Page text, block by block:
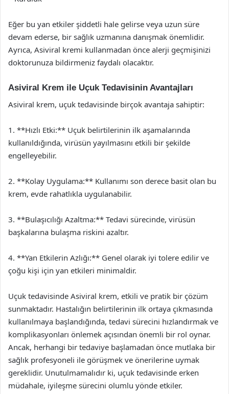
Eğer bu yan etkiler şiddetli hale gelirse veya uzun süre
devam ederse, bir sağlık uzmanına danışmak önemlidir.
Ayrıca, Asiviral kremi kullanmadan önce alerji geçmişinizi
doktorunuza bildirmeniz faydalı olacaktır.
Asiviral Krem ile Uçuk Tedavisinin Avantajları
Asiviral krem, uçuk tedavisinde birçok avantaja sahiptir:
1. **Hızlı Etki:** Uçuk belirtilerinin ilk aşamalarında
kullanıldığında, virüsün yayılmasını etkili bir şekilde
engelleyebilir.
2. **Kolay Uygulama:** Kullanımı son derece basit olan bu
krem, evde rahatlıkla uygulanabilir.
3. **Bulaşıcılığı Azaltma:** Tedavi sürecinde, virüsün
başkalarına bulaşma riskini azaltır.
4. **Yan Etkilerin Azlığı:** Genel olarak iyi tolere edilir ve
çoğu kişi için yan etkileri minimaldir.
Uçuk tedavisinde Asiviral krem, etkili ve pratik bir çözüm
sunmaktadır. Hastalığın belirtilerinin ilk ortaya çıkmasında
kullanılmaya başlandığında, tedavi sürecini hızlandırmak ve
komplikasyonları önlemek açısından önemli bir rol oynar.
Ancak, herhangi bir tedaviye başlamadan önce mutlaka bir
sağlık profesyoneli ile görüşmek ve önerilerine uymak
gereklidir. Unutulmamalıdır ki, uçuk tedavisinde erken
müdahale, iyileşme sürecini olumlu yönde etkiler.